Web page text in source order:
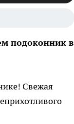
подоконник в
Свежая